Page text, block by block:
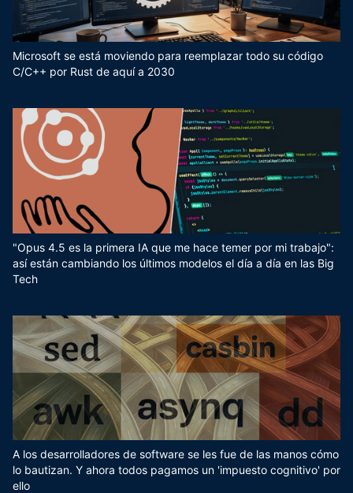
Microsoft se está moviendo para reemplazar todo su código
C/C++ por Rust de aquí a 2030
"Opus 4.5 es la primera IA que me hace temer por mi trabajo":
así están cambiando los últimos modelos el día a día en las Big
Tech
A los desarrolladores de software se les fue de las manos cómo
lo bautizan. Y ahora todos pagamos un 'impuesto cognitivo' por
ello